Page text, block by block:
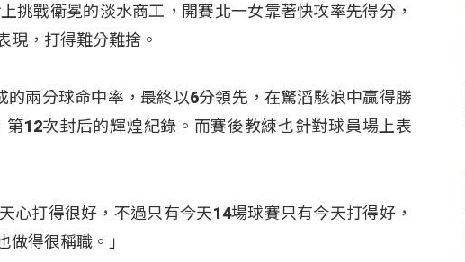
挑戰衛冕的淡水商工，開賽北一女靠著快攻率先得分，
現，打得難分難捨。
兩分球命中率，最終以6分領先，在驚滔駭浪中贏得勝
12次封后的輝煌紀錄。而賽後教練也針對球員場上表
心打得很好，不過只有今天14場球賽只有今天打得好，
得很稱職。」